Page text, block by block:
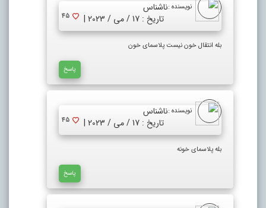
نویسنده :ناشناس
تاریخ : 17 / می / 2023 |
45
بله انتقال خون نیست پلاسمای خون
پاسخ
نویسنده :ناشناس
تاریخ : 17 / می / 2023 |
45
بله پلاسمای خونه
پاسخ